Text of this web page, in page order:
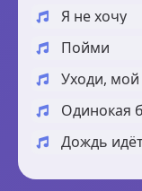
Я не хочу
Пойми
Уходи,
Одинокая
Дождь